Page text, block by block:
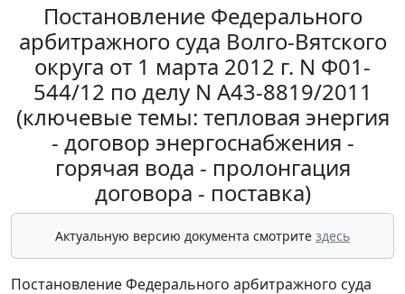
Постановление Федерального
арбитражного суда Волго-Вятского
округа от 1 марта 2012 г. N Ф01-
544/12 по делу N А43-8819/2011
(ключевые темы: тепловая энергия
- договор энергоснабжения -
горячая вода - пролонгация
договора - поставка)
Актуальную версию документа смотрите здесь
Постановление Федерального арбитражного суда